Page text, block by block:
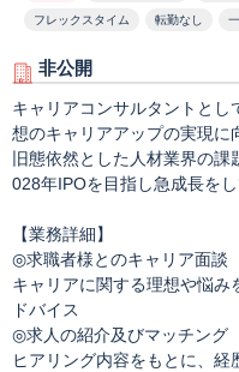
フレックスタイム 転勤なし
非公開
キャリアコンサルタントとし
想のキャリアアップの実現に
旧態依然とした人材業界の
028年IPOを目指し急成長を
【業務詳細】
◎求職者様とのキャリア面談
キャリアに関する理想や悩み
ドバイス
◎求人の紹介及びマッチング
ヒアリング内容をもとに、